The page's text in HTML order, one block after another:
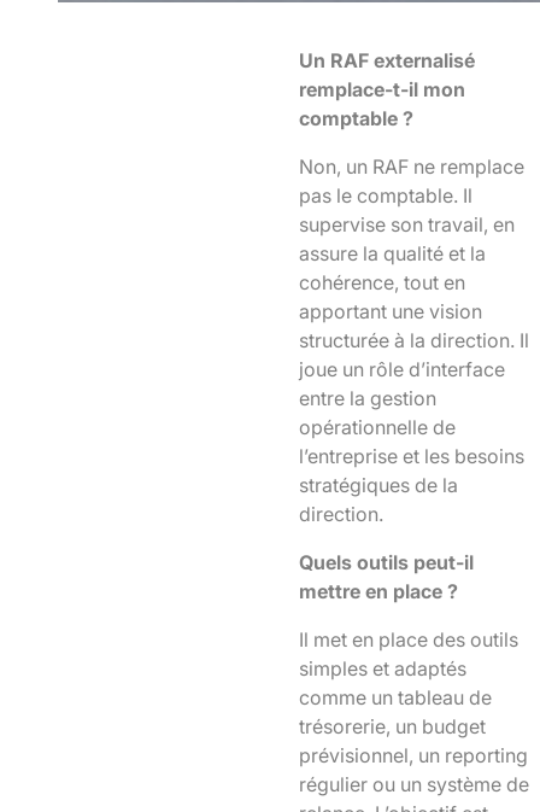
Un RAF externalisé
remplace-t-il mon
comptable ?
Non, un RAF ne remplace
pas le comptable. Il
supervise son travail, en
assure la qualité et la
cohérence, tout en
apportant une vision
structurée à la direction. Il
joue un rôle d’interface
entre la gestion
opérationnelle de
l’entreprise et les besoins
stratégiques de la
direction.
Quels outils peut-il
mettre en place ?
Il met en place des outils
simples et adaptés
comme un tableau de
trésorerie, un budget
prévisionnel, un reporting
régulier ou un système de